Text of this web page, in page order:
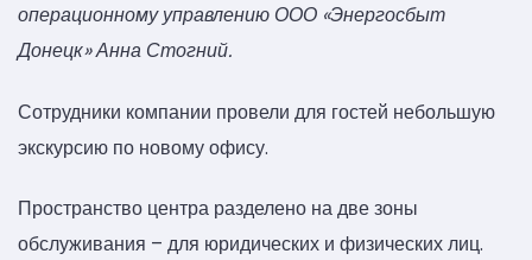
операционному управлению ООО «Энергосбыт
Донецк» Анна Стогний.
Сотрудники компании провели для гостей небольшую
экскурсию по новому офису.
Пространство центра разделено на две зоны
обслуживания – для юридических и физических лиц.